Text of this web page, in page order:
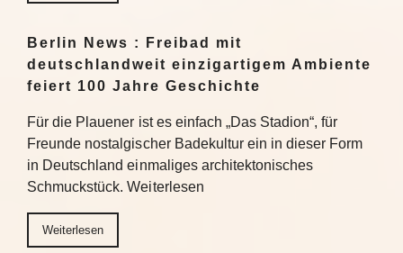
Berlin News : Freibad mit
deutschlandweit einzigartigem Ambiente
feiert 100 Jahre Geschichte
Für die Plauener ist es einfach „Das Stadion“, für
Freunde nostalgischer Badekultur ein in dieser Form
in Deutschland einmaliges architektonisches
Schmuckstück. Weiterlesen
Weiterlesen